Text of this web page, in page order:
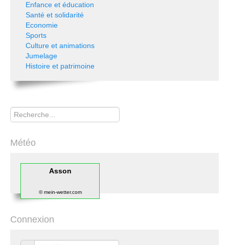
Enfance et éducation
Santé et solidarité
Economie
Sports
Culture et animations
Jumelage
Histoire et patrimoine
Rechercher
Météo
Asson
© mein-wetter.com
Connexion